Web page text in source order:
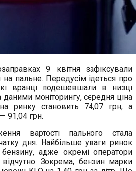
9 квітня зафіксували
на пальне. Передусім ідеться про
вранці подешевшали в низці
моніторингу, середня ціна
ринку становить 74,07 грн, а
91,04 грн.
вартості пального стала
дня. Найбільше уваги ринок
адже окремі оператори
Зокрема, бензин марки